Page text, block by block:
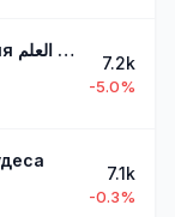
Собрание требующих знания ملتقى طالبات العلم
7.2k
-5.0%
7.1k
-0.3%